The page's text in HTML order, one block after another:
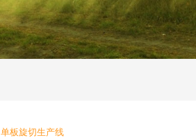
单板旋切生产线